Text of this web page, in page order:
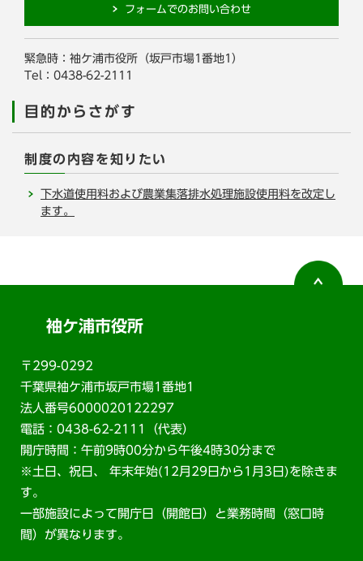
フォームでのお問い合わせ
緊急時：袖ケ浦市役所（坂戸市場1番地1）
Tel：0438-62-2111
目的からさがす
制度の内容を知りたい
下水道使用料および農業集落排水処理施設使用料を改定し
ます。
袖ケ浦市役所
〒299-0292
千葉県袖ケ浦市坂戸市場1番地1
法人番号6000020122297
電話：0438-62-2111（代表）
開庁時間：午前9時00分から午後4時30分まで
※土日、祝日、 年末年始(12月29日から1月3日)を除きま
す。
一部施設によって開庁日（開館日）と業務時間（窓口時
間）が異なります。